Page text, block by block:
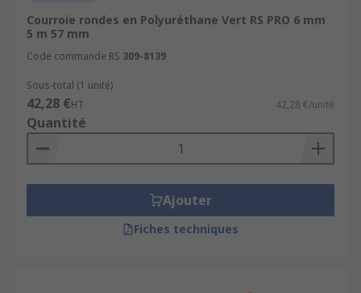
Courroie rondes en Polyuréthane Vert RS PRO 6 mm
5 m 57 mm
Code commande RS 309-8139
Sous-total (1 unité)
42,28 €HT 42,28 €/unité
Quantité
Ajouter
Fiches techniques